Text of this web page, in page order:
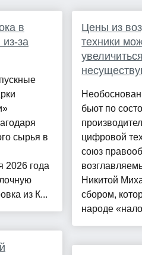
в
за
сырья в
2026 года
из К...
Цены из
техники
бьют по
цифровой
союз
Никитой
сбором,
народе